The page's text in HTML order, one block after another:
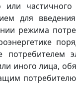
для
режима
иного лица,